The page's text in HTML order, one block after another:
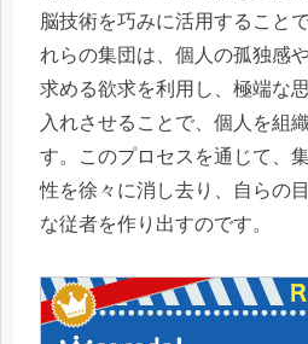
脳技術を巧みに活用すること
れらの集団は、個人の孤独感
求める欲求を利用し、極端な
入れさせることで、個人を組
す。このプロセスを通じて、
性を徐々に消し去り、自らの
な従者を作り出すのです。